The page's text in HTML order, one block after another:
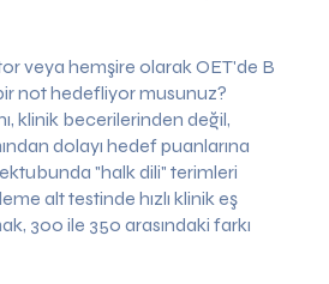
veya hemşire olarak OET'de B
not hedefliyor musunuz?
klinik becerilerinden değil,
dolayı hedef puanlarına
"halk dili" terimleri
alt testinde hızlı klinik eş
300 ile 350 arasındaki farkı